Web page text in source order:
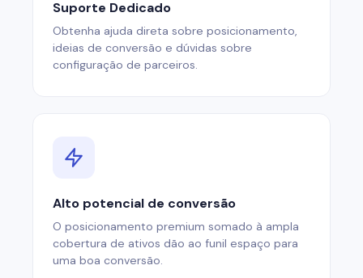
Suporte Dedicado
Obtenha ajuda direta sobre posicionamento,
ideias de conversão e dúvidas sobre
configuração de parceiros.
Alto potencial de conversão
O posicionamento premium somado à ampla
cobertura de ativos dão ao funil espaço para
uma boa conversão.